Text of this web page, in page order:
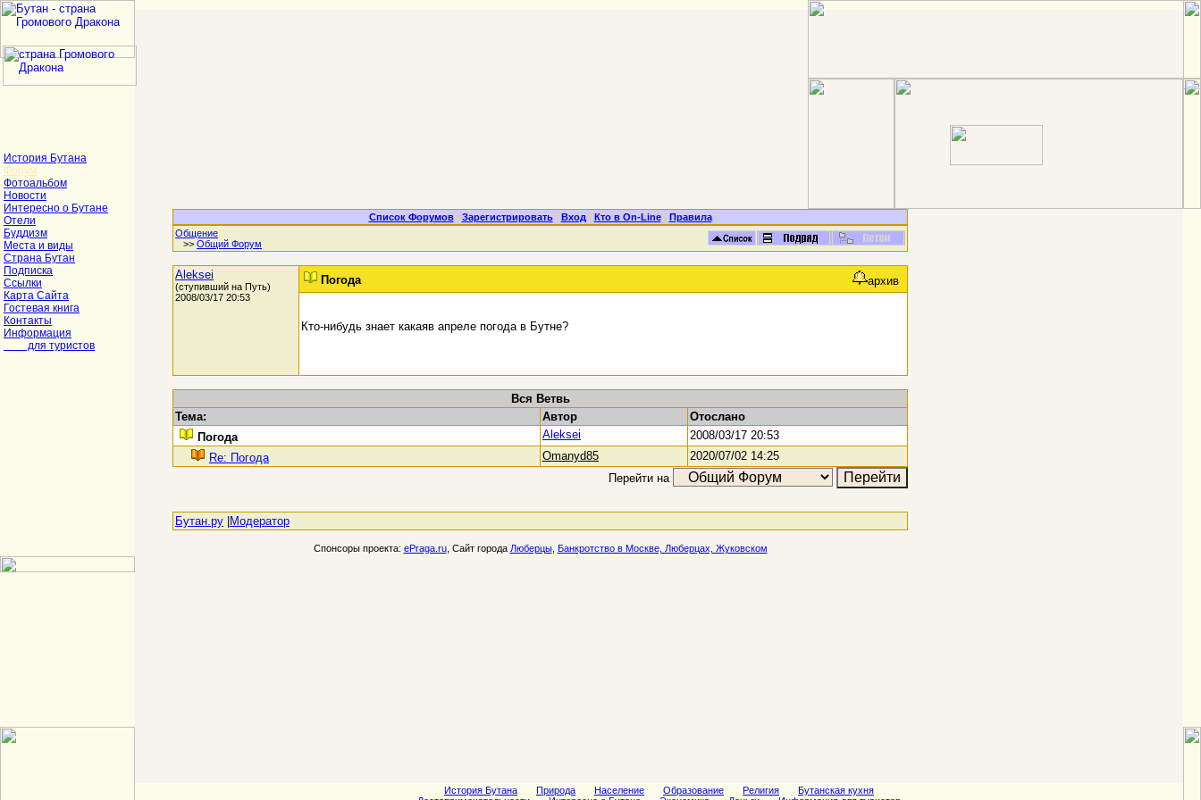
История Бутана
Форум
Фотоальбом
Новости
Интересно о Бутане
Отели
Буддизм
Места и виды
Страна Бутан
Подписка
Ссылки
Карта Сайта
Гостевая книга
Контакты
Информация
для туристов
Список Форумов| Зарегистрировать| Вход | Кто в On-Line| Правила
Общение
>> Общий Форум
Aleksei
(ступивший на Путь)
2008/03/17 20:53
Погода архив
Кто-нибудь знает какаяв апреле погода в Бутне?
Вся Ветвь
Тема:
Автор
Отослано
Погода
Aleksei
2008/03/17 20:53
Re: Погода
Omanyd85
2020/07/02 14:25
Перейти на
Бутан.ру Модератор
Спонсоры проекта: ePraga.ru, Сайт города Люберцы, Банкротство в Москве, Люберцах, Жуковском
История Бутана Природа Население Образование Религия
Бутанская кухня